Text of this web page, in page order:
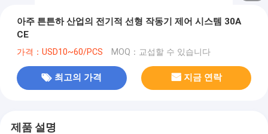
아주 튼튼하 산업의 전기적 선형 작동기 제어 시스템 30A
CE
가격：USD10~60/PCS MOQ：교섭할 수 있습니다
최고의 가격 지금 연락
제품 설명